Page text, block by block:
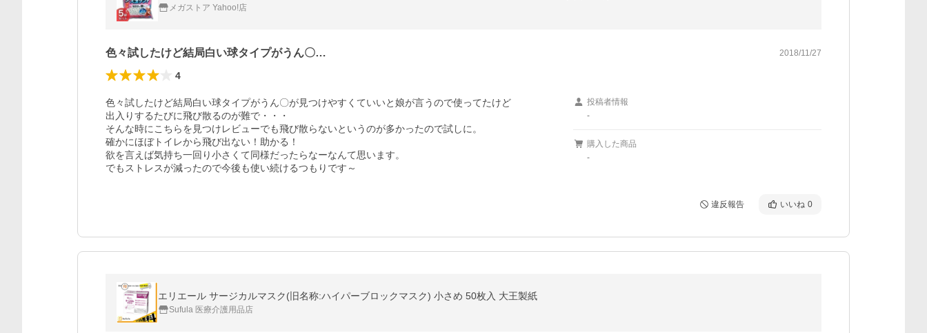
メガストア Yahoo!店
色々試したけど結局白い球タイプがうん〇… 2018/11/27
4
色々試したけど結局白い球タイプがうん〇が見つけやすくていいと娘が言うので使ってたけど
出入りするたびに飛び散るのが難で・・・
そんな時にこちらを見つけレビューでも飛び散らないというのが多かったので試しに。
確かにほぼトイレから飛び出ない！助かる！
欲を言えば気持ち一回り小さくて同様だったらなーなんて思います。
でもストレスが減ったので今後も使い続けるつもりです～
投稿者情報
-
購入した商品
-
違反報告 いいね 0
エリエール サージカルマスク(旧名称:ハイパーブロックマスク) 小さめ 50枚入 大王製紙
Sufula 医療介護用品店